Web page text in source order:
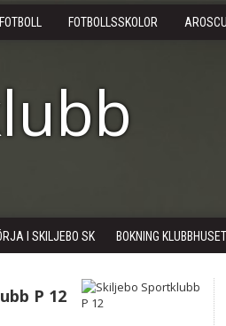
FOTBOLLSSKOLOR
I SKILJEBO SK BOKNING KLUBBHUSET
P 12